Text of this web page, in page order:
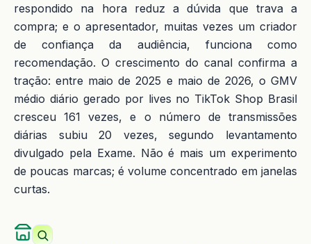
respondido na hora reduz a dúvida que trava a
compra; e o apresentador, muitas vezes um criador
de confiança da audiência, funciona como
recomendação. O crescimento do canal confirma a
tração: entre maio de 2025 e maio de 2026, o GMV
médio diário gerado por lives no TikTok Shop Brasil
cresceu 161 vezes, e o número de transmissões
diárias subiu 20 vezes, segundo levantamento
divulgado pela Exame. Não é mais um experimento
de poucas marcas; é volume concentrado em janelas
curtas.